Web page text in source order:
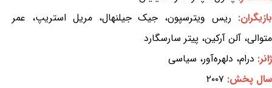
بازیگران: ریس ویترسپون، جیک جیلنهال، مریل استریپ، عمر
متوالی، آلن آرکین، پیتر سارسگارد
ژانر: درام، دلهره‌آور، سیاسی
سال پخش: ۲۰۰۷